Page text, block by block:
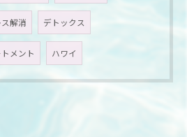
解消 デトックス
メント ハワイ